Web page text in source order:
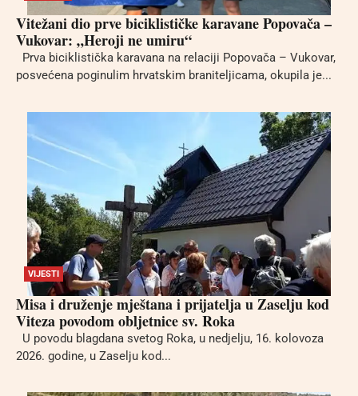
Vitežani dio prve biciklističke karavane Popovača –
Vukovar: „Heroji ne umiru“
Prva biciklistička karavana na relaciji Popovača – Vukovar,
posvećena poginulim hrvatskim braniteljicama, okupila je...
VIJESTI
Misa i druženje mještana i prijatelja u Zaselju kod
Viteza povodom obljetnice sv. Roka
U povodu blagdana svetog Roka, u nedjelju, 16. kolovoza
2026. godine, u Zaselju kod...